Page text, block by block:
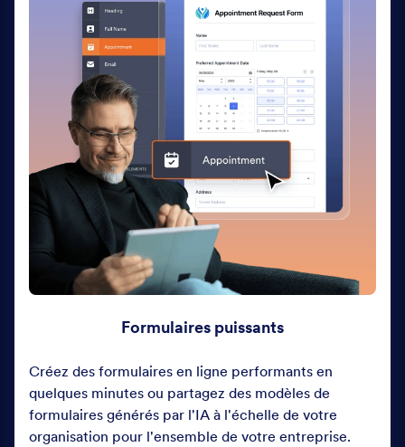
Formulaires puissants
Créez des formulaires en ligne performants en
quelques minutes ou partagez des modèles de
formulaires générés par l'IA à l'échelle de votre
organisation pour l'ensemble de votre entreprise.